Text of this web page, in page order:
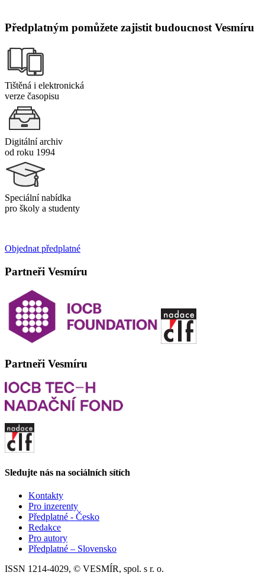
Předplatným pomůžete zajistit budoucnost Vesmíru
Tištěná i elektronická
verze časopisu
Digitální archiv
od roku 1994
Speciální nabídka
pro školy a studenty
Objednat předplatné
Partneři Vesmíru
Partneři Vesmíru
Sledujte nás na sociálních sítích
Kontakty
Pro inzerenty
Předplatné - Česko
Redakce
Pro autory
Předplatné – Slovensko
ISSN 1214-4029, © VESMÍR, spol. s r. o.